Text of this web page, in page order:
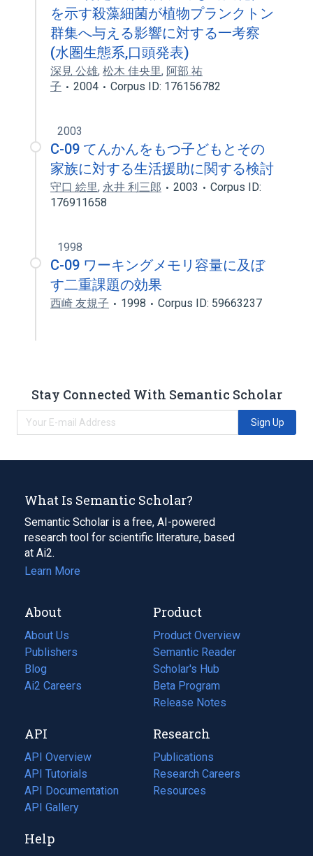
を示す殺藻細菌が植物プランクトン
群集へ与える影響に対する一考察
(水圏生態系,口頭発表)
深見 公雄, 松木 佳央里, 阿部 祐
子
2004 Corpus ID: 176156782
2003
C-09 てんかんをもつ子どもとその
家族に対する生活援助に関する検討
守口 絵里, 永井 利三郎 2003
Corpus ID:
176911658
1998
C-09 ワーキングメモリ容量に及ぼ
す二重課題の効果
西崎 友規子 1998 Corpus ID: 59663237
Stay Connected With Semantic Scholar
Sign Up
What Is Semantic Scholar?
Semantic Scholar is a free, AI-powered
research tool for scientific literature, based
at Ai2.
Learn More
About
About Us
Publishers
Blog
(opens
in
tab)
Ai2 Careers
(opens
new
tab)
Product
Product Overview
Semantic Reader
Scholar's Hub
Beta Program
Release Notes
API
API Overview
API Tutorials
API Documentation
(opens
in
new
API Gallery
Research
Publications
(opens
in
a
Research Careers
(opens
in
Resources
(opens
Help